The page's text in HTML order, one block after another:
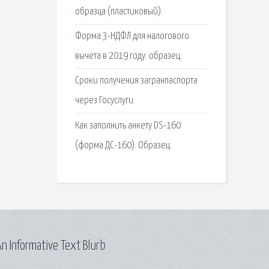
образца (пластиковый).
Форма 3-НДФЛ для налогового
вычета в 2019 году: образец.
Сроки получения загранпаспорта
через Госуслуги.
Как заполнить анкету DS-160
(форма ДС-160). Образец.
Informative Text Blurb